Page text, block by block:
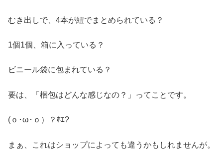
むき出しで、4本が紐でまとめられている？
1個1個、箱に入っている？
ビニール袋に包まれている？
要は、「梱包はどんな感じなの？」ってことです。
(ｏ･ω･ｏ）？ﾎｴ?
まぁ、これはショップによっても違うかもしれませんが。